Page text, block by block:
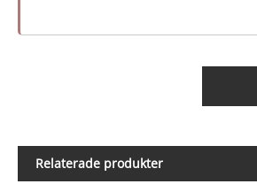
Relaterade produkter